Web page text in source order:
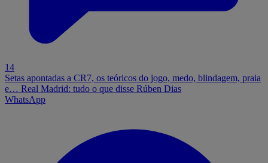
14
Setas apontadas a CR7, os teóricos do jogo, medo, blindagem, praia
e… Real Madrid: tudo o que disse Rúben Dias
WhatsApp